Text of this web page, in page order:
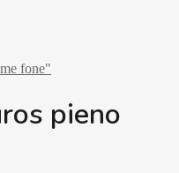
fone"
pieno